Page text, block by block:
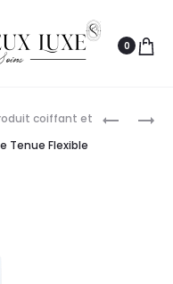
0
coiffant et
Tenue Flexible